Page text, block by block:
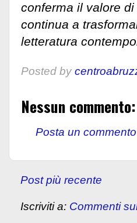
conferma il valore
continua a
letteratura
Posted by
Nessun commento:
Posta un commento
Post più recente
Iscriviti a: Commenti